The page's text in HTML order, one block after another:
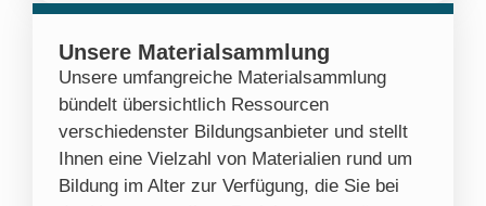
Unsere Materialsammlung
Unsere umfangreiche Materialsammlung
bündelt übersichtlich Ressourcen
verschiedenster Bildungsanbieter und stellt
Ihnen eine Vielzahl von Materialien rund um
Bildung im Alter zur Verfügung, die Sie bei